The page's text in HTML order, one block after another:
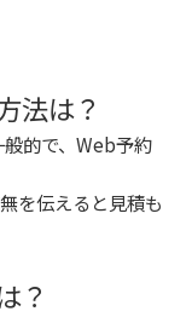
法は？
的で、Web予約
を伝えると見積も
？